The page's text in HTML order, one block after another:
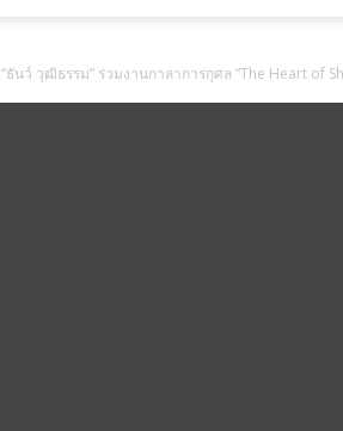
“ธันว์ วุฒิธรรม” ร่วมงานกาลาการกุศล “The Heart of